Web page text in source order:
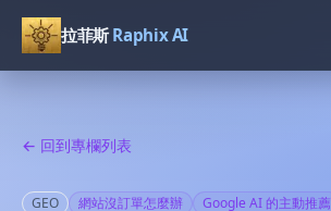
拉菲斯Raphix AI
← 回到專欄列表
GEO 網站沒訂單怎麼辦 Google AI 的主動推薦